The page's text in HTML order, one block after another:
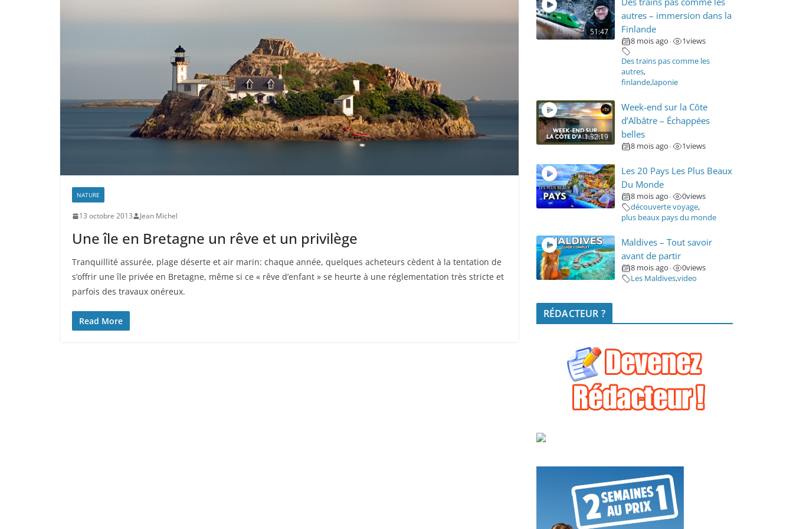
NATURE
13 octobre 2013 Jean Michel
Une île en Bretagne un rêve et un privilège
Tranquillité assurée, plage déserte et air marin: chaque année, quelques acheteurs cèdent à la tentation de
s’offrir une île privée en Bretagne, même si ce « rêve d’enfant » se heurte à une réglementation très stricte et
parfois des travaux onéreux.
Read More
51:47
autres – immersion dans la
Finlande
8 mois ago • 1views
Des trains pas comme les
autres,
finlande,laponie
1:32:19
Week-end sur la Côte
d’Albâtre – Échappées
belles
8 mois ago • 1views
Les 20 Pays Les Plus Beaux
Du Monde
8 mois ago • 0views
découverte voyage,
plus beaux pays du monde
Maldives – Tout savoir
avant de partir
8 mois ago • 0views
Les Maldives,video
RÉDACTEUR ?